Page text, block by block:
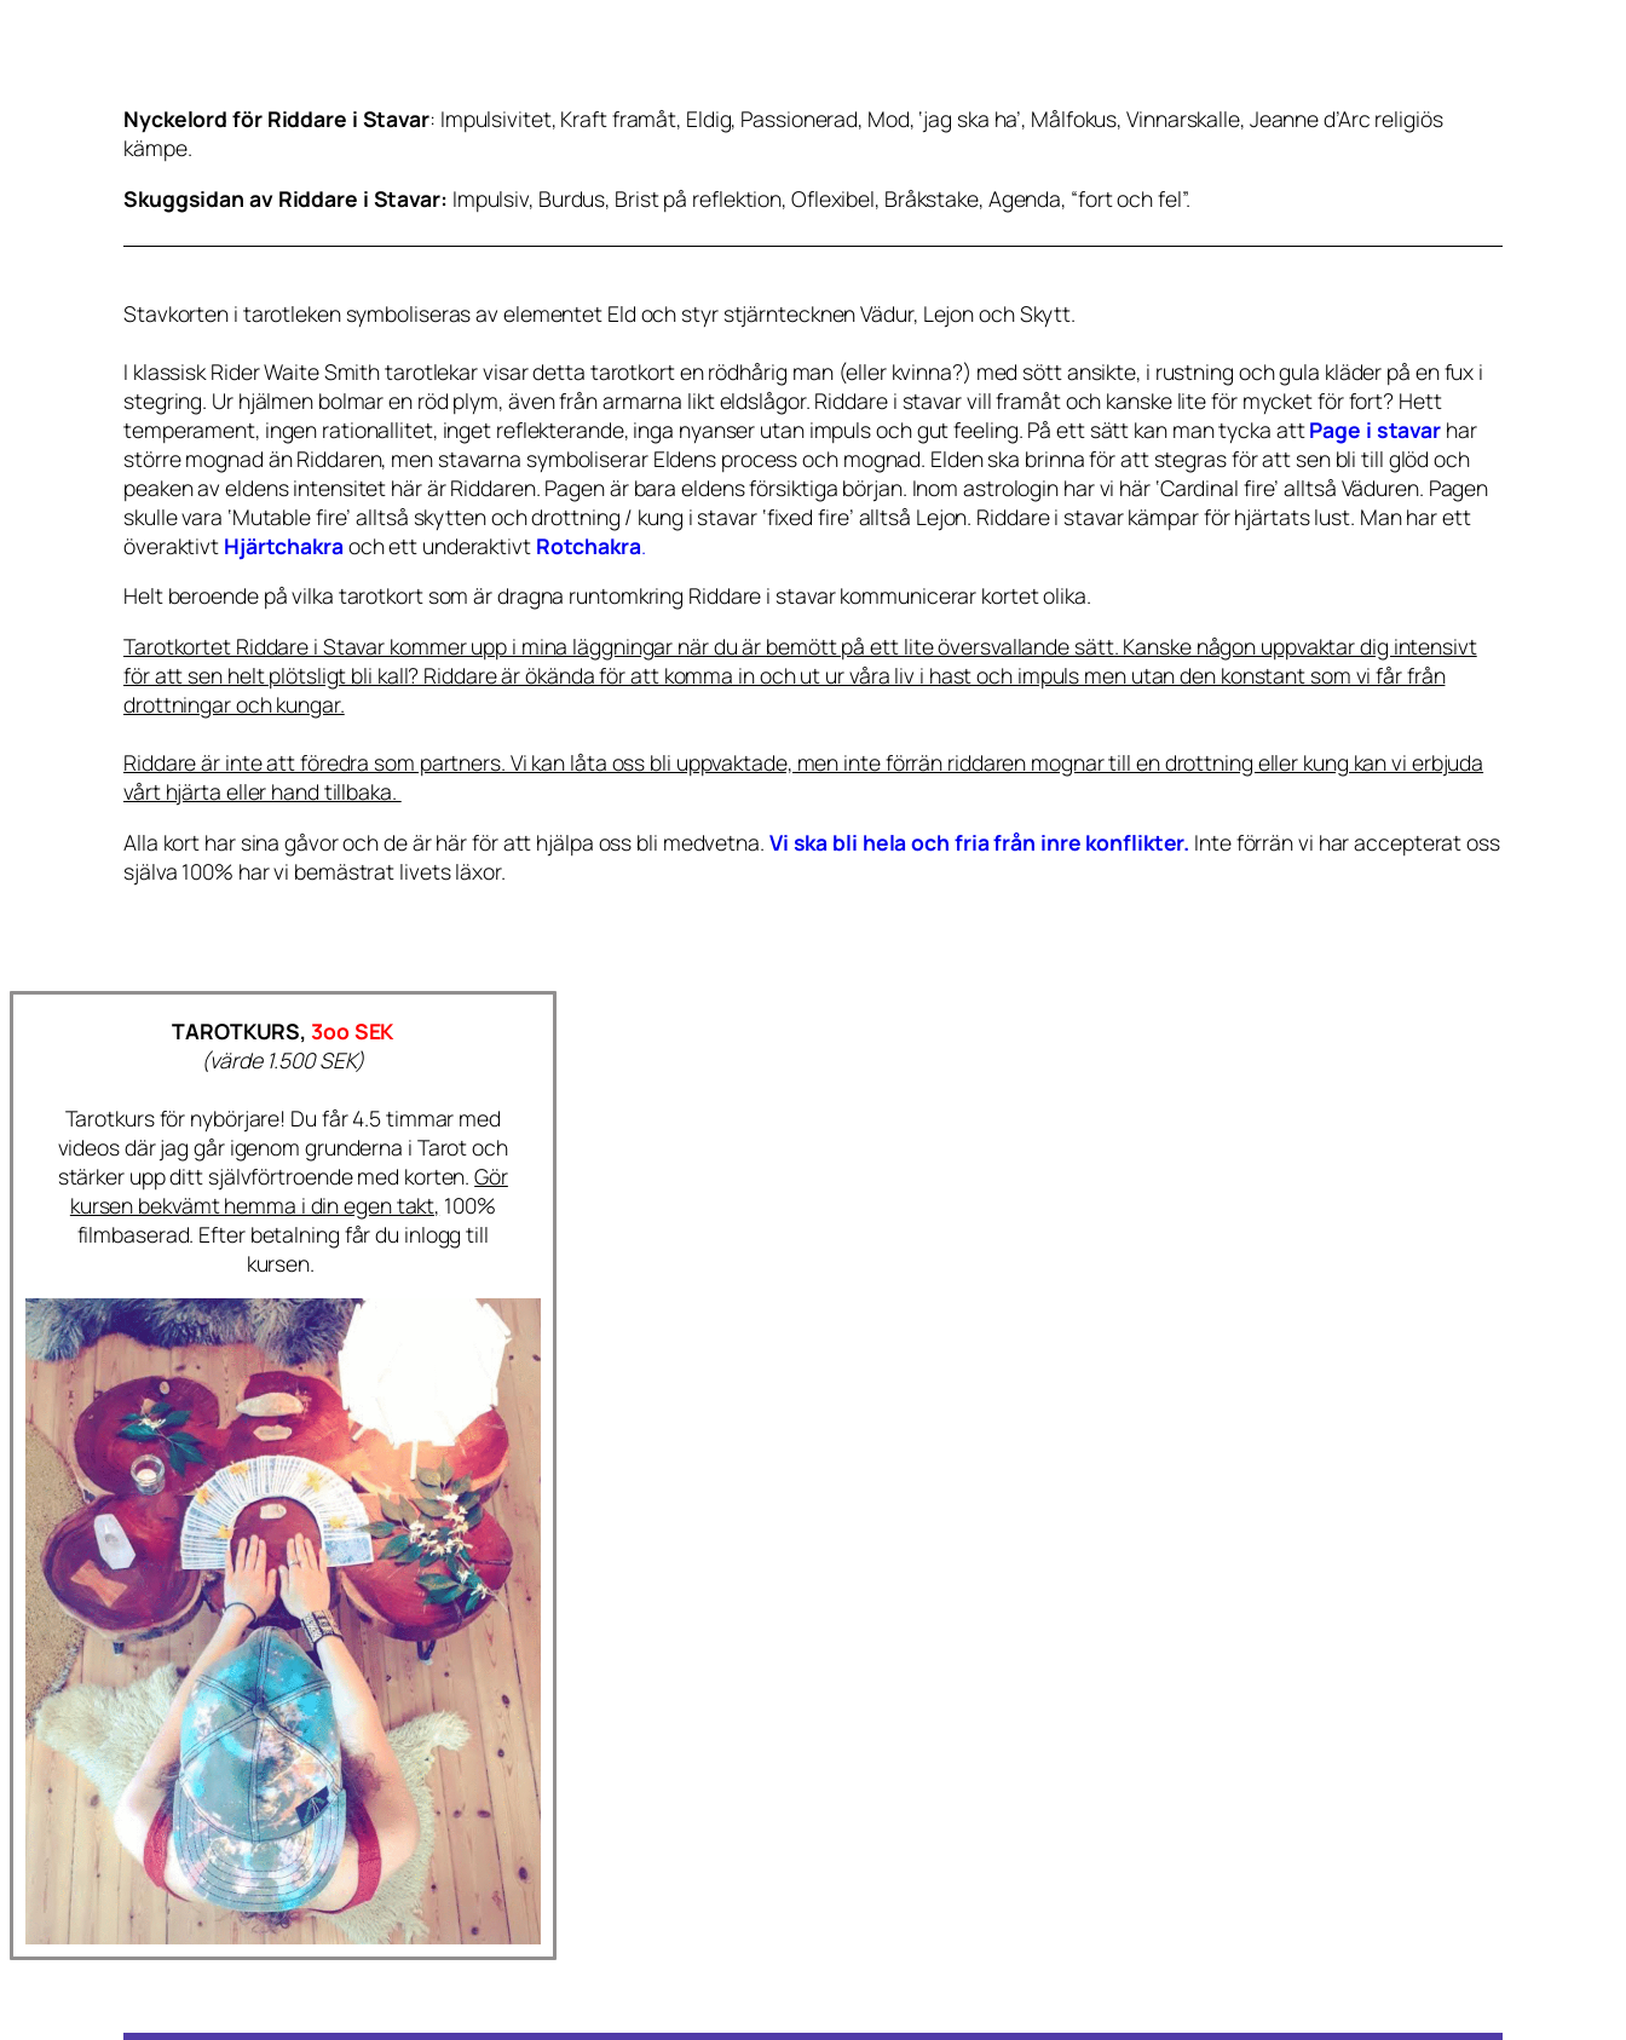
Nyckelord för Riddare i Stavar: Impulsivitet, Kraft framåt, Eldig, Passionerad, Mod, ‘jag ska ha’, Målfokus, Vinnarskalle, Jeanne d’Arc religiös
kämpe.
Skuggsidan av Riddare i Stavar: Impulsiv, Burdus, Brist på reflektion, Oflexibel, Bråkstake, Agenda, “fort och fel”.
Stavkorten i tarotleken symboliseras av elementet Eld och styr stjärntecknen Vädur, Lejon och Skytt.
I klassisk Rider Waite Smith tarotlekar visar detta tarotkort en rödhårig man (eller kvinna?) med sött ansikte, i rustning och gula kläder på en fux i
stegring. Ur hjälmen bolmar en röd plym, även från armarna likt eldslågor. Riddare i stavar vill framåt och kanske lite för mycket för fort? Hett
temperament, ingen rationallitet, inget reflekterande, inga nyanser utan impuls och gut feeling. På ett sätt kan man tycka attPage i stavar har
större mognad än Riddaren, men stavarna symboliserar Eldens process och mognad. Elden ska brinna för att stegras för att sen bli till glöd och
peaken av eldens intensitet här är Riddaren. Pagen är bara eldens försiktiga början. Inom astrologin har vi här ‘Cardinal fire’ alltså Väduren. Pagen
skulle vara ‘Mutable fire’ alltså skytten och drottning / kung i stavar ‘fixed fire’ alltså Lejon. Riddare i stavar kämpar för hjärtats lust. Man har ett
överaktivt Hjärtchakra och ett underaktivt Rotchakra.
Helt beroende på vilka tarotkort som är dragna runtomkring Riddare i stavar kommunicerar kortet olika.
Tarotkortet Riddare i Stavar kommer upp i mina läggningar när du är bemött på ett lite översvallande sätt. Kanske någon uppvaktar dig intensivt
för att sen helt plötsligt bli kall? Riddare är ökända för att komma in och ut ur våra liv i hast och impuls men utan den konstant som vi får från
drottningar och kungar.
Riddare är inte att föredra som partners. Vi kan låta oss bli uppvaktade, men inte förrän riddaren mognar till en drottning eller kung kan vi erbjuda
vårt hjärta eller hand tillbaka.
Alla kort har sina gåvor och de är här för att hjälpa oss bli medvetna. Vi ska bli hela och fria från inre konflikter. Inte förrän vi har accepterat oss
själva 100% har vi bemästrat livets läxor.
TAROTKURS,3oo SEK
(värde 1.500 SEK)
Tarotkurs för nybörjare! Du får 4.5 timmar med
videos där jag går igenom grunderna i Tarot och
stärker upp ditt självförtroende med korten.Gör
kursen bekvämt hemma i din egen takt, 100%
filmbaserad. Efter betalning får du inlogg till
kursen.